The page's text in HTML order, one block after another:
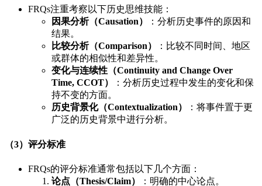
FRQs注重考察以下历史思维技能：
因果分析（Causation）
：分析历史事件的原因和
结果。
比较分析（Comparison）
：比较不同时间、地区
或群体的相似性和差异性。
变化与连续性（Continuity and Change Over
Time, CCOT）
：分析历史过程中发生的变化和保
持不变的方面。
历史背景化（Contextualization）
：将事件置于更
广泛的历史背景中进行分析。
（3）评分标准
FRQs的评分标准通常包括以下几个方面：
论点（Thesis/Claim）
：明确的中心论点。